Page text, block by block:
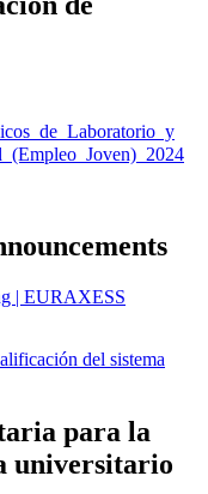
de Laboratorio y
(Empleo Joven) 2024
| EURAXESS
del sistema
para la
universitario